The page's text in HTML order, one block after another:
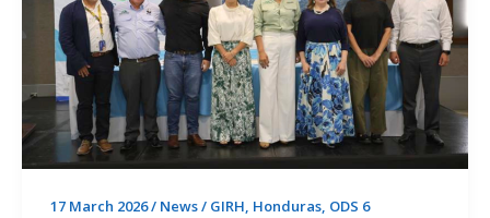
17 March 2026/ News/ GIRH, Honduras, ODS 6